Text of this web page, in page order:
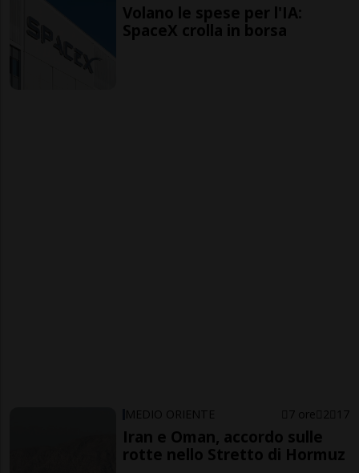
Volano le spese per l'IA:
SpaceX crolla in borsa
MEDIO ORIENTE 7 ore 2 17
Iran e Oman, accordo sulle
rotte nello Stretto di Hormuz